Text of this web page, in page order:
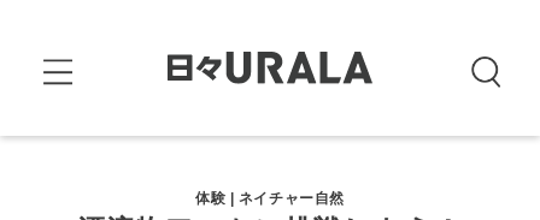
体験 | ネイチャー自然